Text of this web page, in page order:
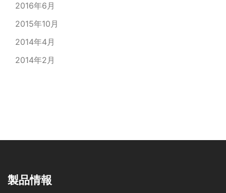
2016年6月
2015年10月
2014年4月
2014年2月
製品情報